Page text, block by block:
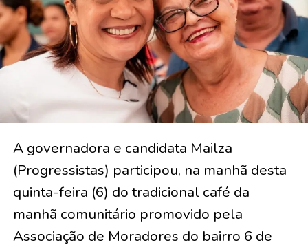
A governadora e candidata Mailza
(Progressistas) participou, na manhã desta
quinta-feira (6) do tradicional café da
manhã comunitário promovido pela
Associação de Moradores do bairro 6 de